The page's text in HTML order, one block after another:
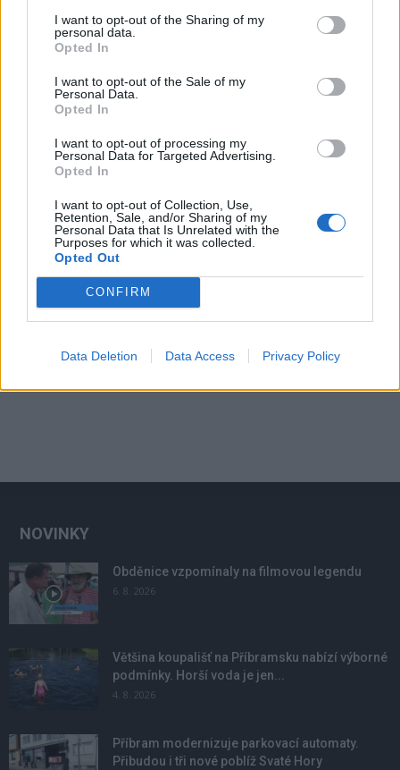
I want to opt-out of the Sharing of my
personal data.
Opted In
I want to opt-out of the Sale of my
Personal Data.
Opted In
I want to opt-out of processing my
Personal Data for Targeted Advertising.
Opted In
I want to opt-out of Collection, Use,
Retention, Sale, and/or Sharing of my
Personal Data that Is Unrelated with the
Purposes for which it was collected.
Opted Out
CONFIRM
Data Deletion Data Access Privacy Policy
Každý sedmý řidič měl problém. Policie
při víkendové akci na Příbramsku odhalila
Čtvrtina řidičů při kontrole na Příbramsku
dohled na silnicích
NOVINKY
Obděnice vzpomínaly na filmovou legendu
6. 8. 2026
Většina koupališť na Příbramsku nabízí výborné
podmínky. Horší voda je jen...
4. 8. 2026
Příbram modernizuje parkovací automaty.
Přibudou i tři nové poblíž Svaté Hory